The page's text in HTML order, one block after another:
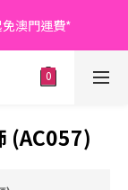
澳門運費*
澳門運費*
減 $30 🥫 (按此了
澳門運費*
(AC057)